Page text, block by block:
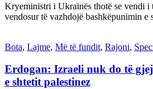
Kryeministri i Ukrainës thotë se vendi i
vendosur të vazhdojë bashkëpunimin e
Bota, Lajme, Më të fundit, Rajoni,
Erdogan: Izraeli nuk do të
e shtetit palestinez